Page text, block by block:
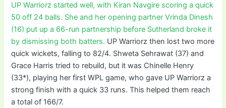
UP Warriorz started well, with Kiran Navgire scoring a quick
50 off 24 balls. She and her opening partner Vrinda Dinesh
(16) put up a 66-run partnership before Sutherland broke it
by dismissing both batters. UP Warriorz then lost two more
quick wickets, falling to 82/4. Shweta Sehrawat (37) and
Grace Harris tried to rebuild, but it was Chinelle Henry
(33*), playing her first WPL game, who gave UP Warriorz a
strong finish with a quick 33 runs. This helped them reach
a total of 166/7.